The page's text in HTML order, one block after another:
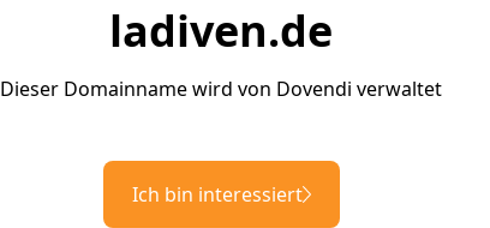
ladiven.de
Dieser Domainname wird von Dovendi verwaltet
Ich bin interessiert